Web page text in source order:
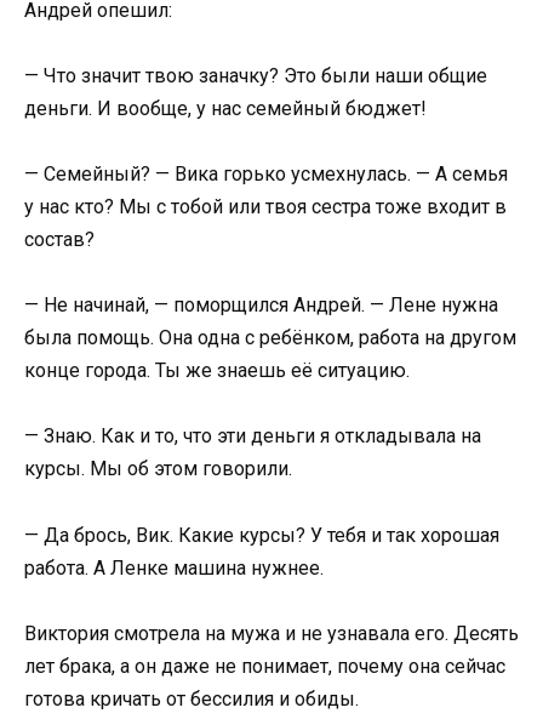
Андрей опешил:
— Что значит твою заначку? Это были наши общие
деньги. И вообще, у нас семейный бюджет!
— Семейный? — Вика горько усмехнулась. — А семья
у нас кто? Мы с тобой или твоя сестра тоже входит в
состав?
— Не начинай, — поморщился Андрей. — Лене нужна
была помощь. Она одна с ребёнком, работа на другом
конце города. Ты же знаешь её ситуацию.
— Знаю. Как и то, что эти деньги я откладывала на
курсы. Мы об этом говорили.
— Да брось, Вик. Какие курсы? У тебя и так хорошая
работа. А Ленке машина нужнее.
Виктория смотрела на мужа и не узнавала его. Десять
лет брака, а он даже не понимает, почему она сейчас
готова кричать от бессилия и обиды.